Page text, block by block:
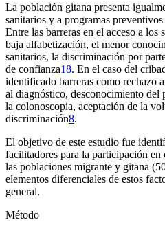
La población gitana presenta
sanitarios y a programas
Entre las barreras en el acceso a los
baja alfabetización, el menor
sanitarios, la discriminación por
de confianza18. En el caso del
identificado barreras como rechazo
al diagnóstico, desconocimiento del
la colonoscopia, aceptación de la
discriminación8.
El objetivo de este estudio fue
facilitadores para la participación en
las poblaciones migrante y gitana
elementos diferenciales de estos
general.
Método